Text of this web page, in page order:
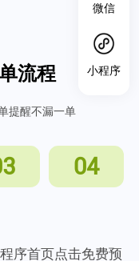
流程
提醒不漏一单
04
序首页点击免费预
微信
小程序